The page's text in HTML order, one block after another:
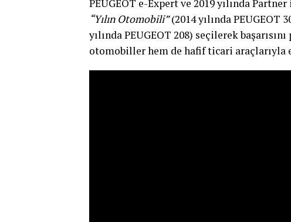
PEUGEOT e-Expert ve 2019 yılında Partner
“Yılın Otomobili”(2014 yılında PEUGEOT
yılında PEUGEOT 208) seçilerek
otomobiller hem de hafif ticari